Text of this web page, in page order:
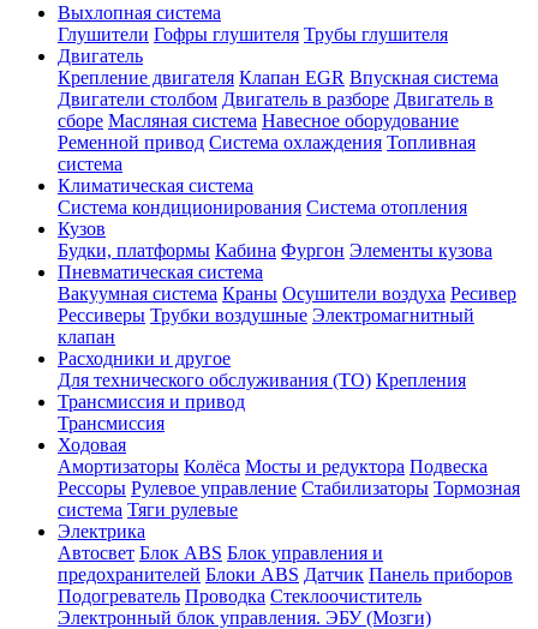
Выхлопная система
Глушители Гофры глушителя Трубы глушителя
Двигатель
Крепление двигателя Клапан EGR Впускная система
Двигатели столбом Двигатель в разборе Двигатель в
сборе Масляная система Навесное оборудование
Ременной привод Система охлаждения Топливная
система
Климатическая система
Система кондиционирования Система отопления
Кузов
Будки, платформы Кабина Фургон Элементы кузова
Пневматическая система
Вакуумная система Краны Осушители воздуха Ресивер
Рессиверы Трубки воздушные Электромагнитный
клапан
Расходники и другое
Для технического обслуживания (ТО) Крепления
Трансмиссия и привод
Трансмиссия
Ходовая
Амортизаторы Колёса Мосты и редуктора Подвеска
Рессоры Рулевое управление Стабилизаторы Тормозная
система Тяги рулевые
Электрика
Автосвет Блок ABS Блок управления и
предохранителей Блоки ABS Датчик Панель приборов
Подогреватель Проводка Стеклоочиститель
Электронный блок управления. ЭБУ (Мозги)